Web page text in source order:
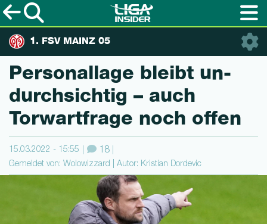
1. FSV MAINZ 05
Personallage bleibt un­
durchsichtig – auch
Torwartfrage noch offen
15.03.2022 - 15:55 18
Gemeldet von: Wolowizzard | Autor: Kristian Dordevic